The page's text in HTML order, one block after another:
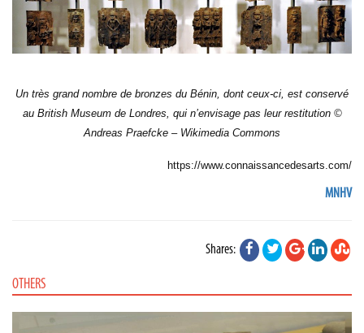
Un très grand nombre de bronzes du Bénin, dont ceux-ci, est conservé
au British Museum de Londres, qui n’envisage pas leur restitution ©
Andreas Praefcke – Wikimedia Commons
https://www.connaissancedesarts.com/
MNHV
Shares:
OTHERS